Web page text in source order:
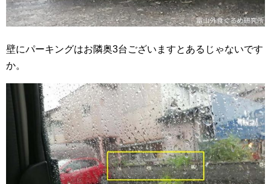
壁にパーキングはお隣奥3台ございますとあるじゃないです
か。